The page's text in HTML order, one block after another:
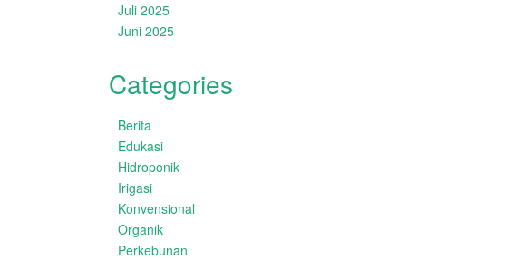
Juli 2025
Juni 2025
Categories
Berita
Edukasi
Hidroponik
Irigasi
Konvensional
Organik
Perkebunan